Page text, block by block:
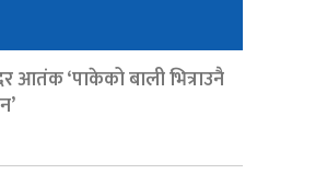
आतंक ‘पाकेको बाली भित्राउनै